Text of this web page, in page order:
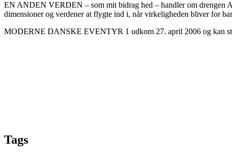
EN ANDEN VERDEN – som mit bidrag hed – handler om drengen
dimensioner og verdener at flygte ind i, når virkeligheden bliver for
MODERNE DANSKE EVENTYR 1 udkom 27. april 2006 og kan
Tags